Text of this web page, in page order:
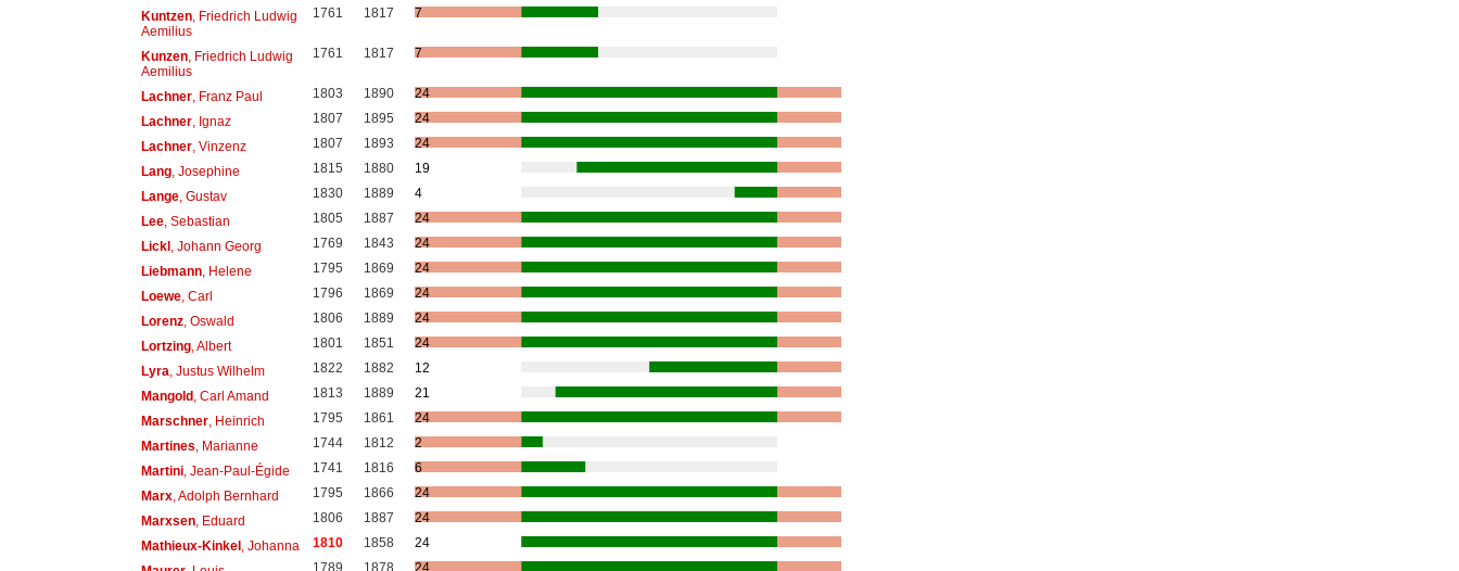
Kuntzen, Friedrich Ludwig
Aemilius
1761 1817 7
Kunzen, Friedrich Ludwig
Aemilius
1761 1817 7
Lachner, Franz Paul 1803 1890
24
Lachner, Ignaz 1807 1895
24
Lachner, Vinzenz 1807 1893
24
Lang, Josephine 1815 1880
19
Lange, Gustav 1830 1889
4
Lee, Sebastian 1805 1887
24
Lickl, Johann Georg 1769 1843
24
Liebmann, Helene 1795 1869
24
Loewe, Carl 1796 1869
24
Lorenz, Oswald 1806 1889
24
Lortzing, Albert 1801 1851
24
Lyra , Justus Wilhelm 1822 1882
12
Mangold, Carl Amand 1813 1889
21
Marschner, Heinrich 1795 1861
24
Martines , Marianne 1744 1812
2
Martini, Jean-Paul-Égide 1741 1816
6
Marx, Adolph Bernhard 1795 1866
24
Marxsen, Eduard 1806 1887
24
Mathieux-Kinkel, Johanna 1810 1858
24
1789 1878 24